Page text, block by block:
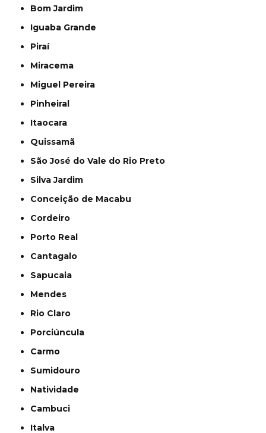
Bom Jardim
Iguaba Grande
Piraí
Miracema
Miguel Pereira
Pinheiral
Itaocara
Quissamã
São José do Vale do Rio Preto
Silva Jardim
Conceição de Macabu
Cordeiro
Porto Real
Cantagalo
Sapucaia
Mendes
Rio Claro
Porciúncula
Carmo
Sumidouro
Natividade
Cambuci
Italva